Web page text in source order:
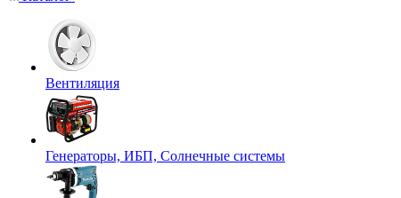
Вентиляция
Генераторы, ИБП, Солнечные системы